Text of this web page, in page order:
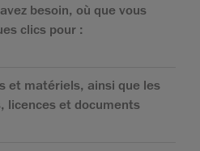
besoin, où que vous
clics pour :
et matériels, ainsi que les
licences et documents